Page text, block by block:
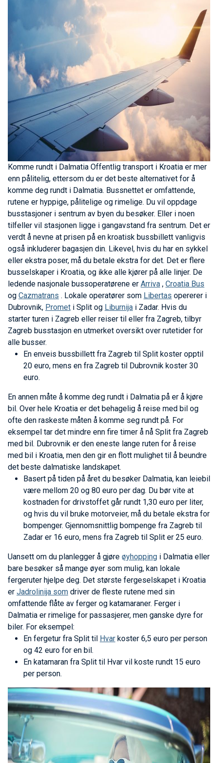
Komme rundt i Dalmatia Offentlig transport i Kroatia er mer
enn pålitelig, ettersom du er det beste alternativet for å
komme deg rundt i Dalmatia. Bussnettet er omfattende,
rutene er hyppige, pålitelige og rimelige. Du vil oppdage
busstasjoner i sentrum av byen du besøker. Eller i noen
tilfeller vil stasjonen ligge i gangavstand fra sentrum. Det er
verdt å nevne at prisen på en kroatisk bussbillett vanligvis
også inkluderer bagasjen din. Likevel, hvis du har en sykkel
eller ekstra poser, må du betale ekstra for det. Det er flere
busselskaper i Kroatia, og ikke alle kjører på alle linjer. De
ledende nasjonale bussoperatørene er Arriva , Croatia Bus
og Cazmatrans . Lokale operatører som Libertas opererer i
Dubrovnik, Promet i Split og Liburnija i Zadar. Hvis du
starter turen i Zagreb eller reiser til eller fra Zagreb, tilbyr
Zagreb busstasjon en utmerket oversikt over rutetider for
alle busser.
En enveis bussbillett fra Zagreb til Split koster opptil
20 euro, mens en fra Zagreb til Dubrovnik koster 30
euro.
En annen måte å komme deg rundt i Dalmatia på er å kjøre
bil. Over hele Kroatia er det behagelig å reise med bil og
ofte den raskeste måten å komme seg rundt på. For
eksempel tar det mindre enn fire timer å nå Split fra Zagreb
med bil. Dubrovnik er den eneste lange ruten for å reise
med bil i Kroatia, men den gir en flott mulighet til å beundre
det beste dalmatiske landskapet.
Basert på tiden på året du besøker Dalmatia, kan leiebil
være mellom 20 og 80 euro per dag. Du bør vite at
kostnaden for drivstoffet går rundt 1,30 euro per liter,
og hvis du vil bruke motorveier, må du betale ekstra for
bompenger. Gjennomsnittlig bompenge fra Zagreb til
Zadar er 16 euro, mens fra Zagreb til Split er 25 euro.
Uansett om du planlegger å gjøre øyhopping i Dalmatia eller
bare besøker så mange øyer som mulig, kan lokale
fergeruter hjelpe deg. Det største fergeselskapet i Kroatia
er Jadrolinija som driver de fleste rutene med sin
omfattende flåte av ferger og katamaraner. Ferger i
Dalmatia er rimelige for passasjerer, men ganske dyre for
biler. For eksempel:
En fergetur fra Split til Hvar koster 6,5 euro per person
og 42 euro for en bil.
En katamaran fra Split til Hvar vil koste rundt 15 euro
per person.